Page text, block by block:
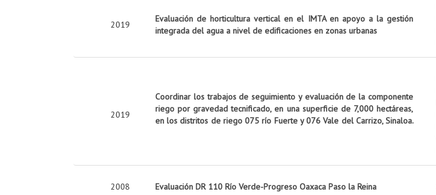
2019
Evaluación de horticultura vertical en el IMTA en apoyo a la gestión
integrada del agua a nivel de edificaciones en zonas urbanas
2019
Coordinar los trabajos de seguimiento y evaluación de la componente
riego por gravedad tecnificado, en una superficie de 7,000 hectáreas,
en los distritos de riego 075 río Fuerte y 076 Vale del Carrizo, Sinaloa.
2008 Evaluación DR 110 Río Verde-Progreso Oaxaca Paso la Reina